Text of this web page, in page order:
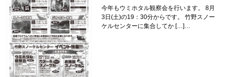
今年もウミホタル観察会を行います。 8月
3日(土)の19：30分からです。 竹野スノー
ケルセンターに集合してか […]…